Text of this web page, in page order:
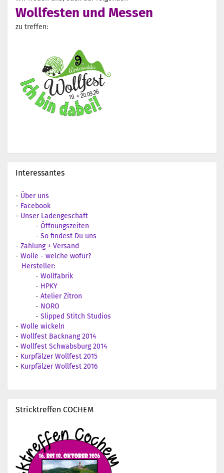
Wollfesten und Messen
zu treffen:
Interessantes
- Über uns
- Facebook
- Unser Ladengeschäft
- Öffnungszeiten
- So findest Du uns
- Zahlung + Versand
- Wolle - welche wofür?
Hersteller:
- Wollfabrik
- HPKY
- Atelier Zitron
- NORO
- Slipped Stitch Studios
- Wolle wickeln
- Wollfest Backnang 2014
- Wollfest Schwabsburg 2014
- Kurpfälzer Wollfest 2015
- Kurpfälzer Wollfest 2016
Stricktreffen COCHEM